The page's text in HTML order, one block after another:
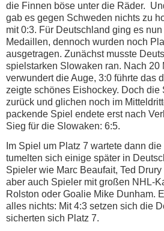
die Finnen böse unter die Räder.
gab es gegen Schweden nichts zu
mit 0:3. Für Deutschland ging es
Medaillen, dennoch wurden noch
ausgetragen. Zunächst musste
spielstarken Slowaken ran. Nach 20
verwundert die Auge, 3:0 führte das
zeigte schönes Eishockey. Doch die
zurück und glichen noch im
packende Spiel endete erst nach
Sieg für die Slowaken: 6:5.
Im Spiel um Platz 7 wartete dann
tumelten sich einige später in
Spieler wie Marc Beaufait, Ted
aber auch Spieler mit großen NHL-
Rolston oder Goalie Mike Dunham.
alles nichts: Mit 4:3 setzen sich die
sicherten sich Platz 7.